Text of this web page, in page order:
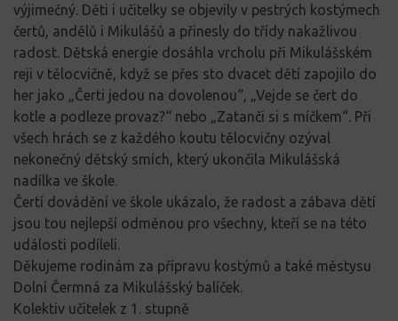
výjimečný. Děti i učitelky se objevily v pestrých kostýmech
čertů, andělů i Mikulášů a přinesly do třídy nakažlivou
radost. Dětská energie dosáhla vrcholu při Mikulášském
reji v tělocvičně, když se přes sto dvacet dětí zapojilo do
her jako „Čerti jedou na dovolenou“, „Vejde se čert do
kotle a podleze provaz?“ nebo „Zatanči si s míčkem“. Při
všech hrách se z každého koutu tělocvičny ozýval
nekonečný dětský smích, který ukončila Mikulášská
nadílka ve škole.
Čertí dovádění ve škole ukázalo, že radost a zábava dětí
jsou tou nejlepší odměnou pro všechny, kteří se na této
události podíleli.
Děkujeme rodinám za přípravu kostýmů a také městysu
Dolní Čermná za Mikulášský balíček.
Kolektiv učitelek z 1. stupně